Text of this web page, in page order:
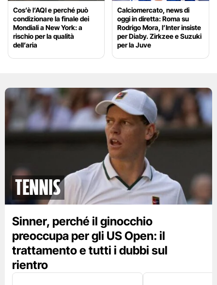
Cos’è l’AQI e perché può
condizionare la finale dei
Mondiali a New York: a
rischio per la qualità
dell’aria
Calciomercato, news di
oggi in diretta: Roma su
Rodrigo Mora, l’Inter insiste
per Diaby. Zirkzee e Suzuki
per la Juve
tennis
Sinner, perché il ginocchio
preoccupa per gli US Open: il
trattamento e tutti i dubbi sul
rientro